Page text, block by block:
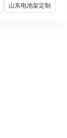
山东电池架定制